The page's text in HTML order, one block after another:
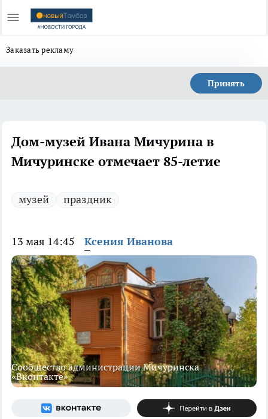
Заказать рекламу
Принять
Дом-музей Ивана Мичурина в
Мичуринске отмечает 85-летие
музей праздник
13 мая 14:45 Ксения Иванова
Сообщество администрации Мичуринска
«Вконтакте»